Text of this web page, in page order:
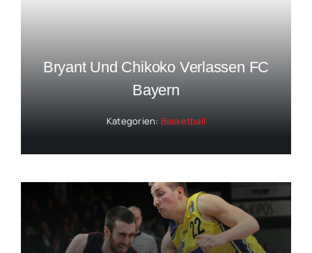
Bryant Und Chikoko Verlassen FC
Bayern
Kategorien: Basketball